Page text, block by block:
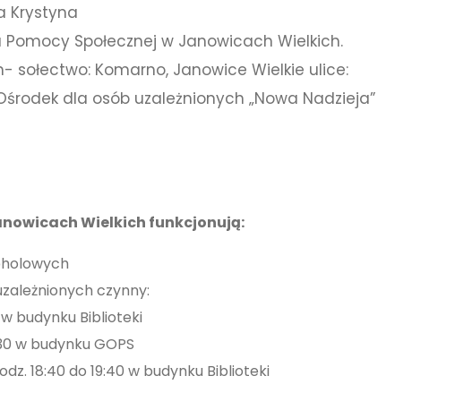
Krystyna
Społecznej w Janowicach Wielkich.
sołectwo: Komarno, Janowice Wielkie ulice:
dla osób uzależnionych „Nowa Nadzieja”
Wielkich funkcjonują:
czynny:
budynku Biblioteki
w budynku GOPS
18:40 do 19:40 w budynku Biblioteki